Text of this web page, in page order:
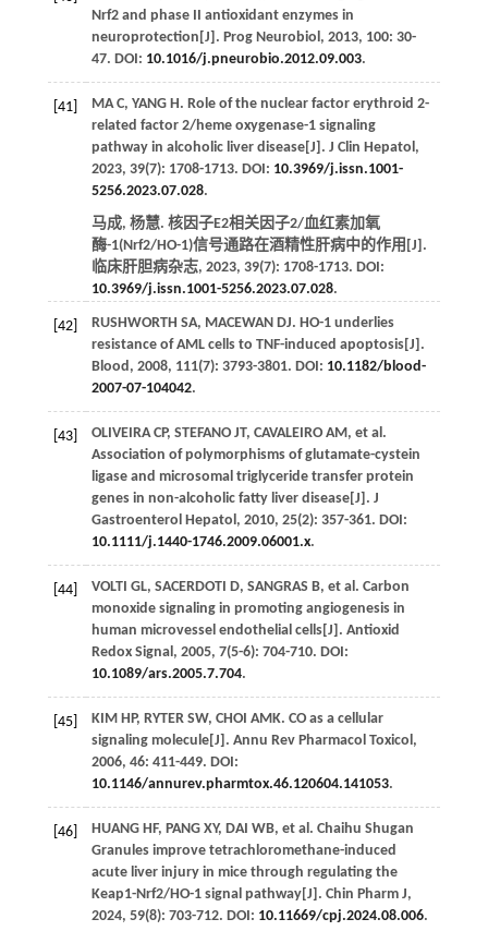
Nrf2 and phase II antioxidant enzymes in
neuroprotection[J]. Prog Neurobiol , 2013, 100: 30-
47. DOI: 10.1016/j.pneurobio.2012.09.003.
[41] MA C, YANG H. Role of the nuclear factor erythroid 2-
related factor 2/heme oxygenase-1 signaling
pathway in alcoholic liver disease[J]. J Clin Hepatol ,
2023, 39(7): 1708-1713. DOI: 10.3969/j.issn.1001-
5256.2023.07.028.
马成, 杨慧. 核因子E2相关因子2/血红素加氧
酶-1(Nrf2/HO-1)信号通路在酒精性肝病中的作用[J].
临床肝胆病杂志, 2023, 39(7): 1708-1713. DOI:
10.3969/j.issn.1001-5256.2023.07.028.
[42] RUSHWORTH SA, MACEWAN DJ. HO-1 underlies
resistance of AML cells to TNF-induced apoptosis[J].
Blood , 2008, 111(7): 3793-3801. DOI: 10.1182/blood-
2007-07-104042.
[43] OLIVEIRA CP, STEFANO JT, CAVALEIRO AM, et al.
Association of polymorphisms of glutamate-cystein
ligase and microsomal triglyceride transfer protein
genes in non-alcoholic fatty liver disease[J]. J
Gastroenterol Hepatol , 2010, 25(2): 357-361. DOI:
10.1111/j.1440-1746.2009.06001.x.
[44] VOLTI GL, SACERDOTI D, SANGRAS B, et al. Carbon
monoxide signaling in promoting angiogenesis in
human microvessel endothelial cells[J]. Antioxid
Redox Signal , 2005, 7(5-6): 704-710. DOI:
10.1089/ars.2005.7.704.
[45] KIM HP, RYTER SW, CHOI AMK. CO as a cellular
signaling molecule[J]. Annu Rev Pharmacol Toxicol ,
2006, 46: 411-449. DOI:
10.1146/annurev.pharmtox.46.120604.141053.
[46] HUANG HF, PANG XY, DAI WB, et al. Chaihu Shugan
Granules improve tetrachloromethane-induced
acute liver injury in mice through regulating the
Keap1-Nrf2/HO-1 signal pathway[J]. Chin Pharm J,
2024, 59(8): 703-712. DOI: 10.11669/cpj.2024.08.006.